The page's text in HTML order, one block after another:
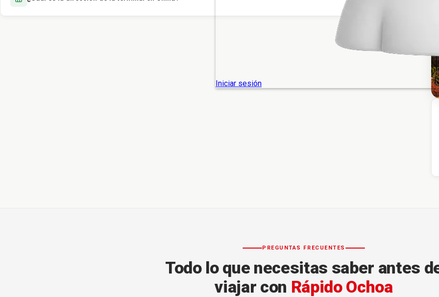
PREGUNTAS FRECUENTES
Todo lo que necesitas saber antes
viajar con Rápido Ochoa